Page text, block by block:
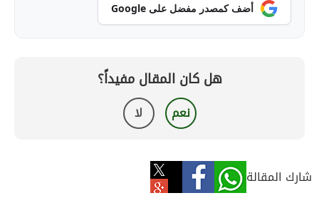
أضف كمصدر مفضل على Google
هل كان المقال مفيداً؟
نعم لا
شارك المقالة